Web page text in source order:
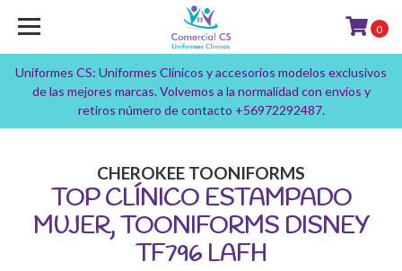
Uniformes CS: Uniformes Clínicos y accesorios modelos exclusivos
de las mejores marcas. Volvemos a la normalidad con envíos y
retiros número de contacto +56972292487.
0
CHEROKEE TOONIFORMS
TOP CLÍNICO ESTAMPADO
MUJER, TOONIFORMS DISNEY
TF796 LAFH